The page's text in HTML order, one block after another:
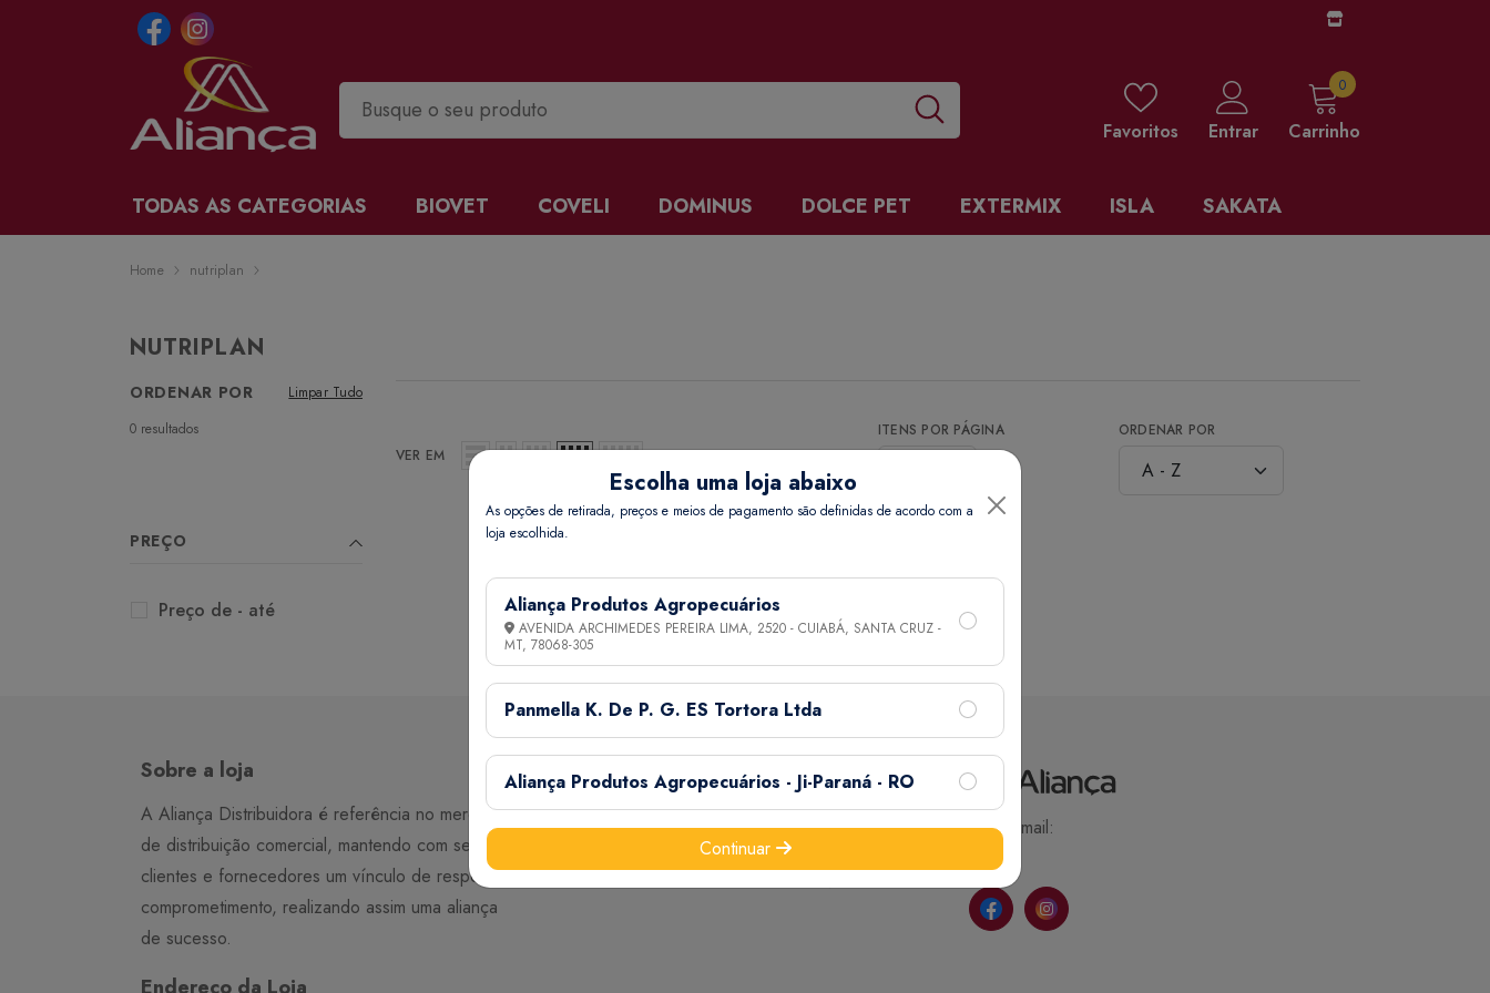
Favoritos Entrar Carrinho
00 items
TODAS AS CATEGORIAS BIOVET COVELI DOMINUS DOLCE PET EXTERMIX ISLA SAKATA
Home nutriplan
NUTRIPLAN
ORDENAR POR
Limpar Tudo
0 resultados
PREÇO
Preço de - até
VER EM
ITENS POR PÁGINA ORDENAR POR
Sobre a loja
A Aliança Distribuidora é referência no mercado
de distribuição comercial, mantendo com seus
clientes e fornecedores um vínculo de respeito e
comprometimento, realizando assim uma aliança
de sucesso.
Informações
Termos de Uso
Privacidade
Ajuda
Minha Conta
Meus Pedidos
Meus Favoritos
Email:
Escolha uma loja abaixo
As opções de retirada, preços e meios de pagamento são definidas de acordo com a
loja escolhida.
Aliança Produtos Agropecuários
AVENIDA ARCHIMEDES PEREIRA LIMA, 2520 - CUIABÁ, SANTA CRUZ -
MT, 78068-305
Panmella K. De P. G. ES Tortora Ltda
Aliança Produtos Agropecuários - Ji-Paraná - RO
Continuar